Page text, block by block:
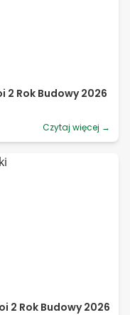
2 Rok Budowy 2026
Czytaj więcej →
2 Rok Budowy 2026